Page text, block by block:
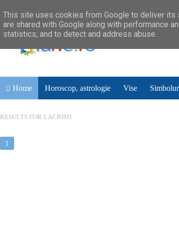
Home Horoscop, astrologie Vise
RESULTS FOR LACRIMI
1
This site uses cookies from Google to deliver its
are shared with Google along with performance
statistics, and to detect and address abuse.